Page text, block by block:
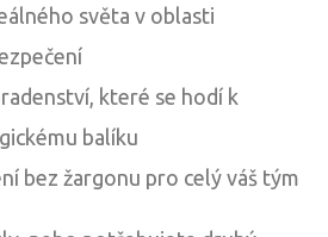
světa v oblasti
které se hodí k
balíku
bez žargonu pro celý váš tým